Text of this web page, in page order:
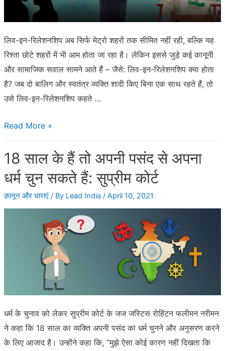
लिव-इन-रिलेशनशिप अब सिर्फ मेट्रो शहरों तक सीमित नहीं रही, बल्कि यह
रिश्ता छोटे शहरों में भी आम होता जा रहा है। लेकिन इससे जुड़े कई कानूनी
और सामाजिक सवाल सामने आते हैं – जैसे: लिव-इन-रिलेशनशिप क्या होता
है? जब दो बालिग और स्वतंत्र व्यक्ति शादी किए बिना एक साथ रहते हैं, तो
उसे लिव-इन-रिलेशनशिप कहते …
लिव-
रिलेशनशिप
क्या
लड़की
कानून
की
सच्चाई
Read More »
18 साल के हैं तो अपनी पसंद से अपना
धर्म चुन सकते हैं: सुप्रीम कोर्ट
क़ानून और धाराएं/ By Lead India / April 10, 2021
धर्म के चुनाव को लेकर सुप्रीम कोर्ट के जज जस्टिस रोहिंटन फलीमन नरीमन
ने कहा कि 18 साल का व्यक्ति अपनी पसंद का धर्म चुनने और अनुसरण करने
के लिए आजाद है। उन्होंने कहा कि, “मुझे ऐसा कोई कारण नहीं दिखता कि